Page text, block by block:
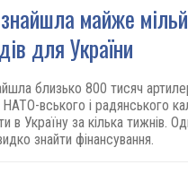
майже
для України
близько 800 тисяч
НАТО-вського і радянського
в Україну за кілька тижнів.
знайти фінансування.